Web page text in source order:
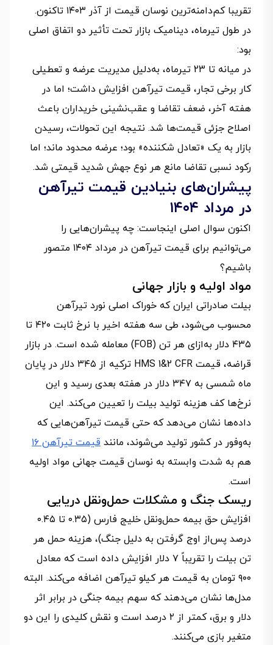
تقریبا کم‌دامنه‌ترین نوسان قیمت از آذر ۱۴۰۳ تاکنون.
در طول تیرماه، دینامیک بازار تحت تأثیر دو اتفاق اصلی
بود:
در میانه تا 23 تیرماه، به‌دلیل مدیریت عرضه و تعطیلی
کار برخی تجار، قیمت تیرآهن افزایش داشت؛ اما در
هفته آخر، ضعف تقاضا و عقب‌نشینی خریداران باعث
اصلاح جزئی قیمت‌ها شد. نتیجه این تحولات، رسیدن
بازار به یک «تعادل شکننده» بود؛ عرضه محدود ماند؛ اما
رکود نسبی تقاضا مانع هر نوع جهش شدید قیمتی شد.
پیشران‌های بنیادین قیمت تیرآهن
در مرداد ۱۴۰۴
اکنون سوال اصلی اینجاست: چه پیشران‌هایی را
می‌توانیم برای قیمت تیرآهن در مرداد ۱۴۰۴ متصور
باشیم؟
مواد اولیه و بازار جهانی
بیلت صادراتی ایران که خوراک اصلی نورد تیرآهن
محسوب می‌شود، طی سه هفته اخیر با نرخ ثابت ۴۲۰ تا
۴۳۵ دلار به‌ازای هر تن (FOB) معامله شده است. در بازار
قراضه، قیمت HMS 1&2 CFR ترکیه از ۳۴۵ دلار در پایان
ماه شمسی به ۳۴۷ دلار در هفته بعدی رسید و این
نرخ‌ها کف هزینه تولید بیلت را تعیین می‌کند. این
داده‌ها نشان می‌دهد که حتی قیمت تیرآهن‌هایی که
به‌وفور در کشور تولید می‌شوند، مانند قیمت تیرآهن ۱۶
هم به شدت وابسته به نوسان قیمت جهانی مواد اولیه
است.
ریسک جنگ و مشکلات حمل‌ونقل دریایی
افزایش حق بیمه حمل‌ونقل خلیج فارس (۰.۳۵ تا ۰.۴۵
درصد پس‌از اوج گرفتن به دلیل جنگ)، هزینه حمل هر
تن بیلت را تقریباً ۷ دلار افزایش داده است که معادل
۹۰۰ تومان به قیمت هر کیلو تیرآهن اضافه می‌کند. البته
مدل‌ها نشان می‌دهند که سهم بیمه جنگی در برابر اثر
دلار و برق، کمتر از ۲ درصد است و نقش کلیدی را این دو
متغیر بازی می‌کنند.